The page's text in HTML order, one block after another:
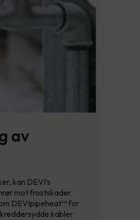
av
kan DEVI’s
mot frostskader.
DEVIpipeheat™ for
kabler